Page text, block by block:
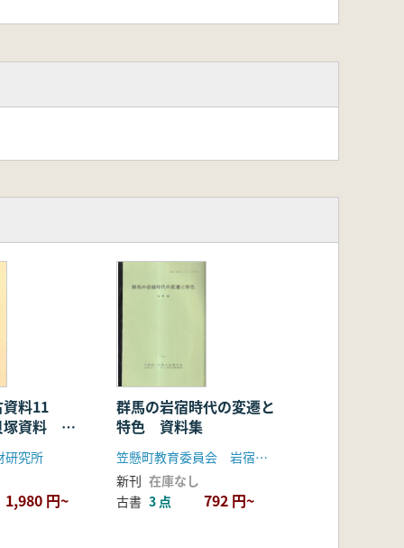
資料11
塚資料 米
研究所
1,980 円~
群馬の岩宿時代の変遷と
特色 資料集
笠懸町教育委員会 岩宿フォーラム実行委員会
新刊 在庫なし
古書 3 点 792 円~